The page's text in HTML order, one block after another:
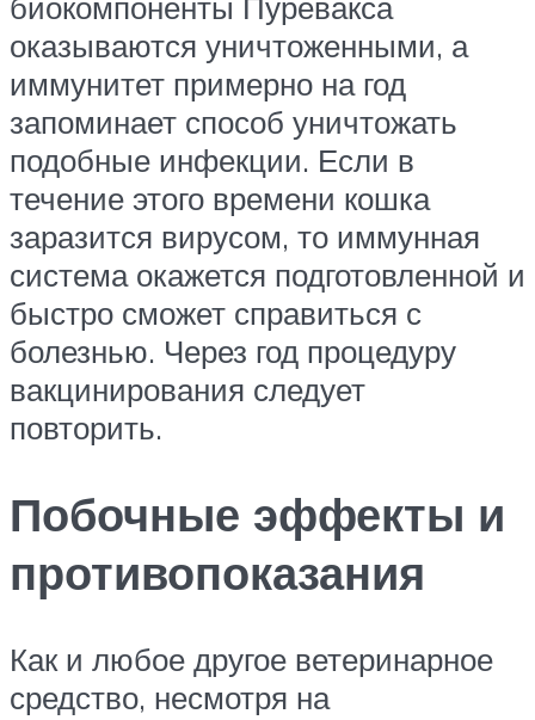
биокомпоненты Пуревакса
оказываются уничтоженными, а
иммунитет примерно на год
запоминает способ уничтожать
подобные инфекции. Если в
течение этого времени кошка
заразится вирусом, то иммунная
система окажется подготовленной и
быстро сможет справиться с
болезнью. Через год процедуру
вакцинирования следует
повторить.
Побочные эффекты и
противопоказания
Как и любое другое ветеринарное
средство, несмотря на